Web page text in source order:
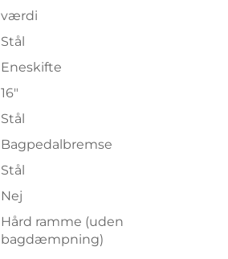
værdi
Stål
Eneskifte
16"
Stål
Bagpedalbremse
Stål
Nej
Hård ramme (uden
bagdæmpning)